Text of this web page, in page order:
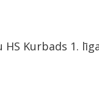
Kurbads 1.